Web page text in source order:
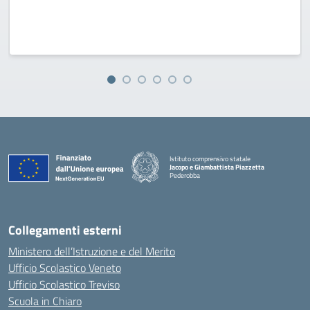
Istituto comprensivo statale
Jacopo e Giambattista Piazzetta
Pederobba
Collegamenti esterni
Ministero dell’Istruzione e del Merito
Ufficio Scolastico Veneto
Ufficio Scolastico Treviso
Scuola in Chiaro